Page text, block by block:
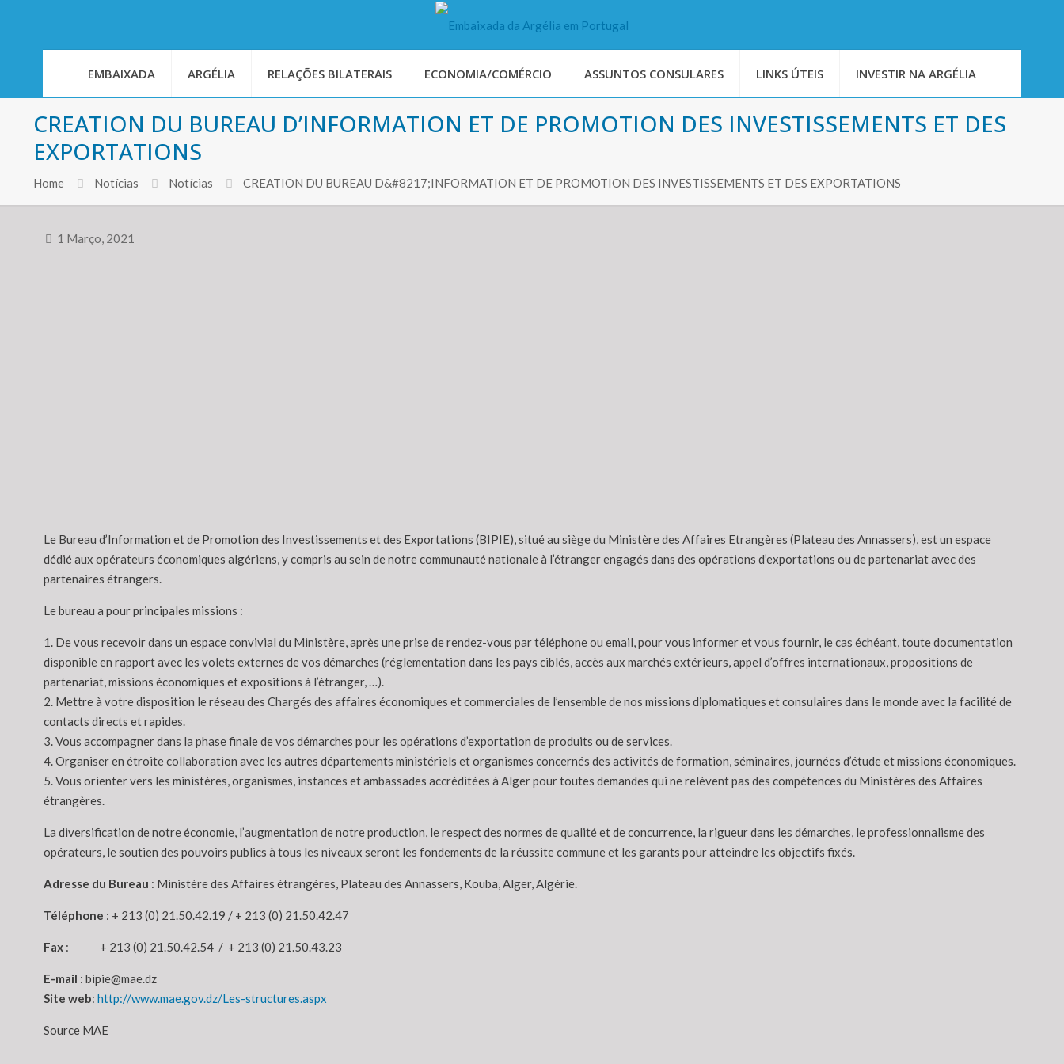
EMBAIXADA ARGÉLIA RELAÇÕES BILATERAIS ECONOMIA/COMÉRCIO ASSUNTOS CONSULARES LINKS ÚTEIS INVESTIR NA ARGÉLIA
CREATION DU BUREAU D’INFORMATION ET DE PROMOTION DES INVESTISSEMENTS ET DES
EXPORTATIONS
Home Notícias Notícias CREATION DU BUREAU D&#8217;INFORMATION ET DE PROMOTION DES INVESTISSEMENTS ET DES EXPORTATIONS
1 Março, 2021
Le Bureau d’Information et de Promotion des Investissements et des Exportations (BIPIE), situé au siège du Ministère des Affaires Etrangères (Plateau des Annassers), est un espace
dédié aux opérateurs économiques algériens, y compris au sein de notre communauté nationale à l’étranger engagés dans des opérations d’exportations ou de partenariat avec des
partenaires étrangers.
Le bureau a pour principales missions :
1. De vous recevoir dans un espace convivial du Ministère, après une prise de rendez-vous par téléphone ou email, pour vous informer et vous fournir, le cas échéant, toute documentation
disponible en rapport avec les volets externes de vos démarches (réglementation dans les pays ciblés, accès aux marchés extérieurs, appel d’offres internationaux, propositions de
partenariat, missions économiques et expositions à l’étranger, …).
2. Mettre à votre disposition le réseau des Chargés des affaires économiques et commerciales de l’ensemble de nos missions diplomatiques et consulaires dans le monde avec la facilité de
contacts directs et rapides.
3. Vous accompagner dans la phase finale de vos démarches pour les opérations d’exportation de produits ou de services.
4. Organiser en étroite collaboration avec les autres départements ministériels et organismes concernés des activités de formation, séminaires, journées d’étude et missions économiques.
5. Vous orienter vers les ministères, organismes, instances et ambassades accréditées à Alger pour toutes demandes qui ne relèvent pas des compétences du Ministères des Affaires
étrangères.
La diversification de notre économie, l’augmentation de notre production, le respect des normes de qualité et de concurrence, la rigueur dans les démarches, le professionnalisme des
opérateurs, le soutien des pouvoirs publics à tous les niveaux seront les fondements de la réussite commune et les garants pour atteindre les objectifs fixés.
Adresse du Bureau : Ministère des Affaires étrangères, Plateau des Annassers, Kouba, Alger, Algérie.
Téléphone : + 213 (0) 21.50.42.19 / + 213 (0) 21.50.42.47
Fax: + 213 (0) 21.50.42.54 / + 213 (0) 21.50.43.23
E-mail : bipie@mae.dz
Site web: http://www.mae.gov.dz/Les-structures.aspx
Source MAE